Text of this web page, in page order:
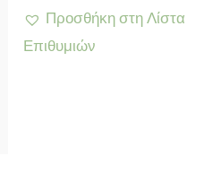
Προσθήκη στη Λίστα
Επιθυμιών